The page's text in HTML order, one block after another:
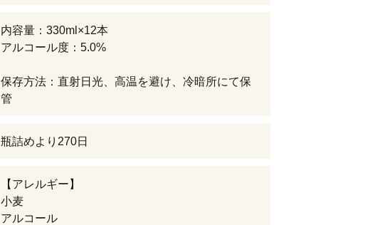
内容量：330ml×12本
アルコール度：5.0%
保存方法：直射日光、高温を避け、冷暗所にて保
管
瓶詰めより270日
【アレルギー】
小麦
アルコール